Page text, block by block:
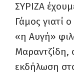
ΣΥΡΙΖΑ
Γάμος γιατί
«η Αυγή»
Μαραντζίδη,
εκδήλωση